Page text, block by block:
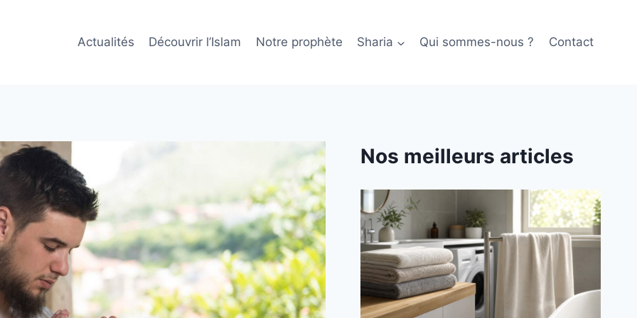
Actualités Découvrir l’Islam Notre prophète Sharia Qui sommes-nous ? Contact
Nos meilleurs articles